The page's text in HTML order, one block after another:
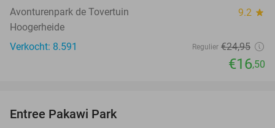
Avonturenpark de Tovertuin 9.2 star
Hoogerheide
Verkocht: 8.591
Regulier €24,95
€16,50
Entree Pakawi Park